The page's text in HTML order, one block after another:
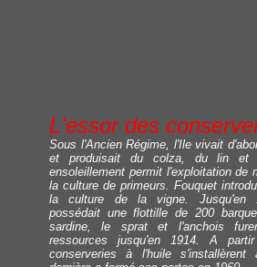
L'essor des
Sous l'Ancien Régime, l'Ile vivait
et produisait du colza, du lin et
ensoleillement permit l'exploitation de
la culture de primeurs. Fouquet
la culture de la vigne. Jusqu'en
possédait une flottille de 200
sardine, le sprat et l'anchois
ressources jusqu'en 1914. A
conserveries à l'huile